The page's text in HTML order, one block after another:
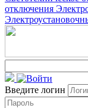
отключения
Введите логин